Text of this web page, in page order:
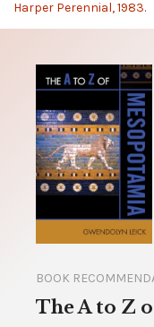
Harper Perennial, 1983.
BOOK
The A to Z